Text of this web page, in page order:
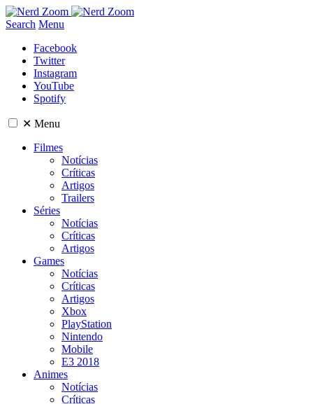
Search Menu
Facebook
Twitter
Instagram
YouTube
Spotify
✕ Menu
Filmes
Notícias
Críticas
Artigos
Trailers
Séries
Notícias
Críticas
Artigos
Games
Notícias
Críticas
Artigos
Xbox
PlayStation
Nintendo
Mobile
E3 2018
Animes
Notícias
Críticas